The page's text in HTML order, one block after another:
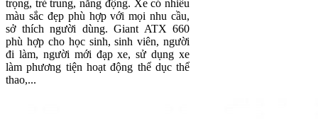
trọng, trẻ trung, năng động. Xe có nhiều
màu sắc đẹp phù hợp với mọi nhu cầu,
sở thích người dùng. Giant ATX 660
phù hợp cho học sinh, sinh viên, người
đi làm, người mới đạp xe, sử dụng xe
làm phương tiện hoạt động thể dục thể
thao,...